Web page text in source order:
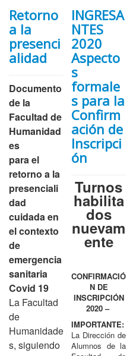
Retorno
a la
presenci
alidad
Documento
de la
Facultad de
Humanidad
es
para el
retorno a la
presenciali
dad
cuidada en
el contexto
de
emergencia
sanitaria
Covid 19
La Facultad
de
Humanidade
s, siguiendo
INGRESA
NTES
2020
Aspecto
s
formale
s para la
Confirm
ación de
Inscripci
ón
Turnos
habilita
dos
nuevam
ente
CONFIRMACIÓ
N DE
INSCRIPCIÓN
2020 –
IMPORTANTE:
La Dirección de
Alumnos de la